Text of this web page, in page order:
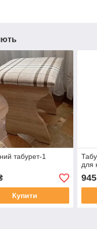
табурет-1
Купити
для
945